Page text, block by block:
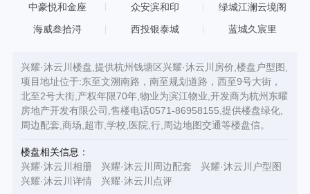
中豪悦和金座 众安滨和印 绿城江澜云境阁
海威叁拾浔 西投银泰城 蓝城久宸里
兴耀·沐云川楼盘,提供杭州钱塘区兴耀·沐云川房价,楼盘户型图,
项目地址位于:东至文溯南路，南至规划道路，西至9号大街，
北至2号大街,产权年限70年,物业为滨江物业,开发商为杭州东曜
房地产开发有限公司,售楼电话0571-86958155,提供楼盘绿化,
周边配套,商场,超市,学校,医院,行,周边地图交通等楼盘信。
楼盘相关信息：
兴耀·沐云川相册
兴耀·沐云川周边配套
兴耀·沐云川户型图
兴耀·沐云川详情
兴耀·沐云川点评